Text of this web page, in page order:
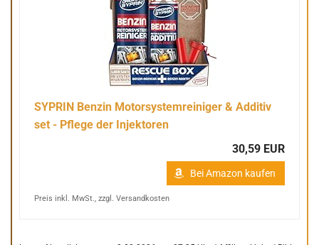
SYPRIN Benzin Motorsystemreiniger & Additiv
set - Pflege der Injektoren
30,59 EUR
Bei Amazon kaufen
Preis inkl. MwSt., zzgl. Versandkosten